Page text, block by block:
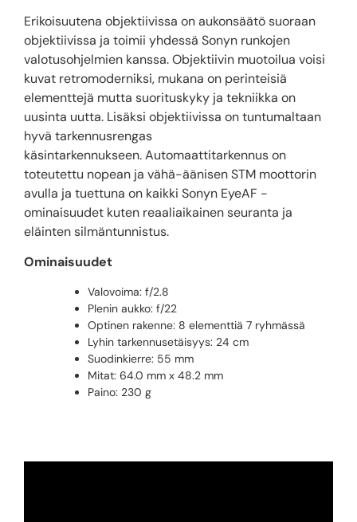
Erikoisuutena objektiivissa on aukonsäätö suoraan
objektiivissa ja toimii yhdessä Sonyn runkojen
valotusohjelmien kanssa. Objektiivin muotoilua voisi
kuvat retromoderniksi, mukana on perinteisiä
elementtejä mutta suorituskyky ja tekniikka on
uusinta uutta. Lisäksi objektiivissa on tuntumaltaan
hyvä tarkennusrengas
käsintarkennukseen. Automaattitarkennus on
toteutettu nopean ja vähä-äänisen STM moottorin
avulla ja tuettuna on kaikki Sonyn EyeAF -
ominaisuudet kuten reaaliaikainen seuranta ja
eläinten silmäntunnistus.
Ominaisuudet
Valovoima: f/2.8
PIenin aukko: f/22
Optinen rakenne: 8 elementtiä 7 ryhmässä
Lyhin tarkennusetäisyys: 24 cm
Suodinkierre: 55 mm
Mitat: 64.0 mm x 48.2 mm
Paino: 230 g